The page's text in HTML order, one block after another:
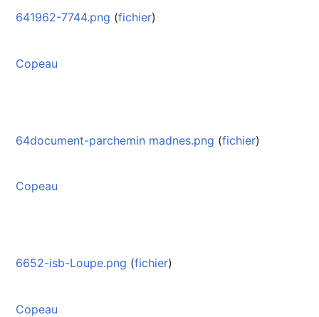
641962-7744.png (fichier)
Copeau
64document-parchemin madnes.png (fichier)
Copeau
6652-isb-Loupe.png (fichier)
Copeau